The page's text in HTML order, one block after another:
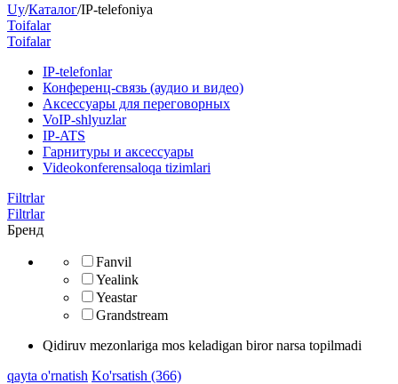
Uy/Каталог/IP-telefoniya
Toifalar
Toifalar
​IP-telefonlar
Конференц-связь (аудио и видео)
Аксессуары для переговорных
VoIP-shlyuzlar
IP-ATS
Гарнитуры и аксессуары
Videokonferensaloqa tizimlari
Filtrlar
Filtrlar
Бренд
Fanvil
Yealink
Yeastar
Grandstream
Qidiruv mezonlariga mos keladigan biror narsa topilmadi
qayta o'rnatish Ko'rsatish (366)